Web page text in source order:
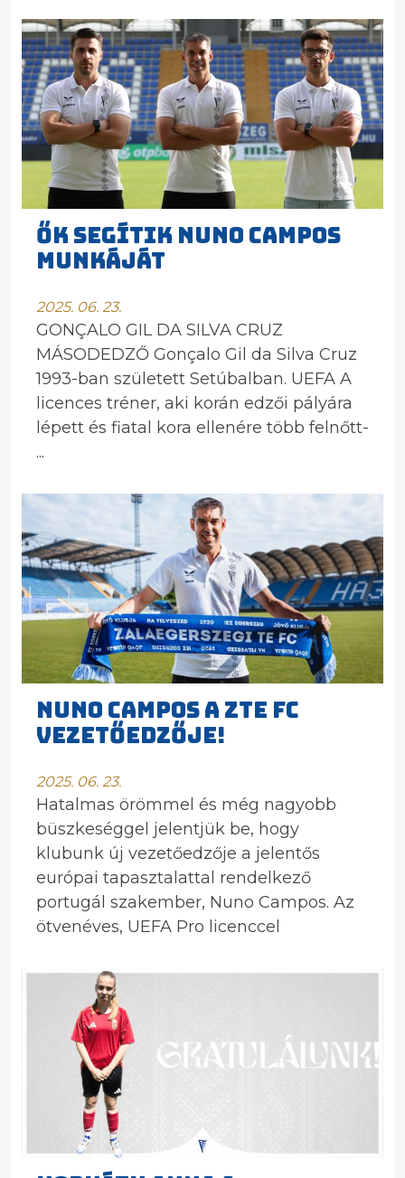
ŐK SEGÍTIK NUNO CAMPOS
MUNKÁJÁT
2025. 06. 23.
GONÇALO GIL DA SILVA CRUZ
MÁSODEDZŐ Gonçalo Gil da Silva Cruz
1993-ban született Setúbalban. UEFA A
licences tréner, aki korán edzői pályára
lépett és fiatal kora ellenére több felnőtt-
...
NUNO CAMPOS A ZTE FC
VEZETŐEDZŐJE!
2025. 06. 23.
Hatalmas örömmel és még nagyobb
büszkeséggel jelentjük be, hogy
klubunk új vezetőedzője a jelentős
európai tapasztalattal rendelkező
portugál szakember, Nuno Campos. Az
ötvenéves, UEFA Pro licenccel